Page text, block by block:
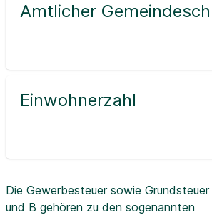
Amtlicher
Einwohnerzahl
Die Gewerbesteuer sowie Grundsteuer
und B gehören zu den sogenannten